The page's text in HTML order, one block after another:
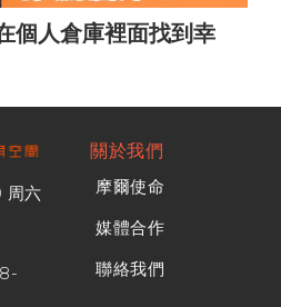
人倉庫裡面找到幸
周六
關於我們
摩爾使命
媒體合作
聯絡我們